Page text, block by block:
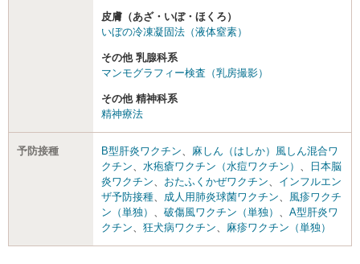
皮膚（あざ・いぼ・ほくろ）
いぼの冷凍凝固法（液体窒素）
その他 乳腺科系
マンモグラフィー検査（乳房撮影）
その他 精神科系
精神療法
予防接種 B型肝炎ワクチン、 麻しん（はしか）風しん混合ワ
クチン、 水疱瘡ワクチン（水痘ワクチン） 、
日本脳
炎ワクチン、 おたふくかぜワクチン、 インフルエン
ザ予防接種、 成人用肺炎球菌ワクチン、 風疹ワクチ
ン（単独） 、 破傷風ワクチン（単独） 、 A型肝炎ワ
クチン、 狂犬病ワクチン、 麻疹ワクチン（単独）